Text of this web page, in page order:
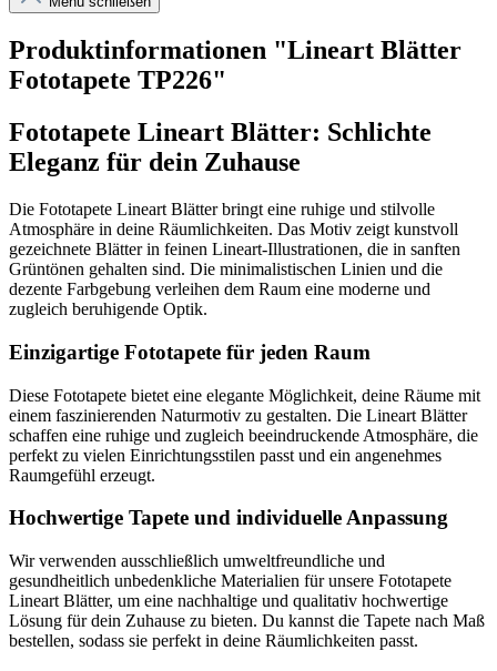
Produktinformationen "Lineart Blätter
Fototapete TP226"
Fototapete Lineart Blätter: Schlichte
Eleganz für dein Zuhause
Die Fototapete Lineart Blätter bringt eine ruhige und stilvolle
Atmosphäre in deine Räumlichkeiten. Das Motiv zeigt kunstvoll
gezeichnete Blätter in feinen Lineart-Illustrationen, die in sanften
Grüntönen gehalten sind. Die minimalistischen Linien und die
dezente Farbgebung verleihen dem Raum eine moderne und
zugleich beruhigende Optik.
Einzigartige Fototapete für jeden Raum
Diese Fototapete bietet eine elegante Möglichkeit, deine Räume mit
einem faszinierenden Naturmotiv zu gestalten. Die Lineart Blätter
schaffen eine ruhige und zugleich beeindruckende Atmosphäre, die
perfekt zu vielen Einrichtungsstilen passt und ein angenehmes
Raumgefühl erzeugt.
Hochwertige Tapete und individuelle Anpassung
Wir verwenden ausschließlich umweltfreundliche und
gesundheitlich unbedenkliche Materialien für unsere Fototapete
Lineart Blätter, um eine nachhaltige und qualitativ hochwertige
Lösung für dein Zuhause zu bieten. Du kannst die Tapete nach Maß
bestellen, sodass sie perfekt in deine Räumlichkeiten passt.